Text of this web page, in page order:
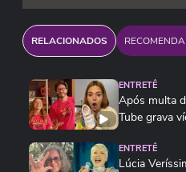
RELACIONADOS
ENTRETÊ
Após multa
Tube grava
ENTRETÊ
Lúcia